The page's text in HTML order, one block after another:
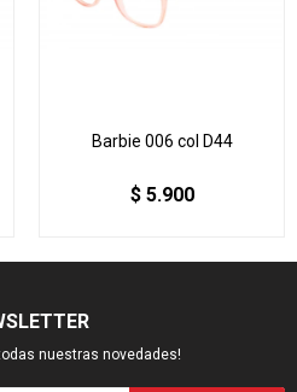
Barbie 006 col D44
$ 5.900
nuestras novedades!